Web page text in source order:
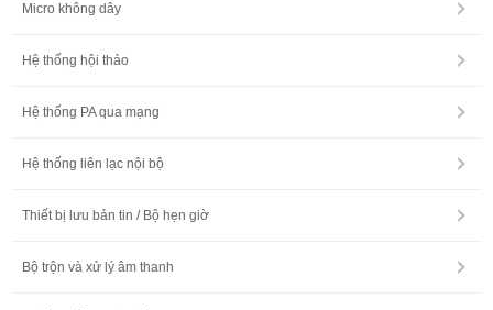
Micro không dây
Hệ thống hội thảo
Hệ thống PA qua mạng
Hệ thống liên lạc nội bộ
Thiết bị lưu bản tin / Bộ hẹn giờ
Bộ trộn và xử lý âm thanh